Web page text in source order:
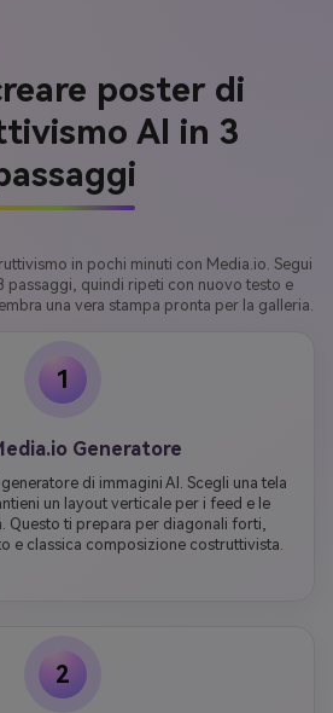
poster di
AI in 3
in pochi minuti con Media.io. Segui
passaggi, quindi ripeti con nuovo testo e
una vera stampa pronta per la galleria.
1
Generatore
di immagini AI. Scegli una tela
un layout verticale per i feed e le
Questo ti prepara per diagonali forti,
e classica composizione costruttivista.
2